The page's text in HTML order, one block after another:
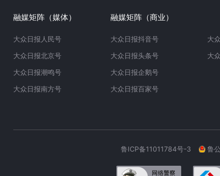
融媒矩阵（媒体）
大众日报人民号
大众日报北京号
大众日报潮鸣号
大众日报南方号
融媒矩阵（商业）
大众日报抖音号
大众日报头条号
大众日报企鹅号
大众日报百家号
大
大
鲁ICP备11011784号-3 鲁